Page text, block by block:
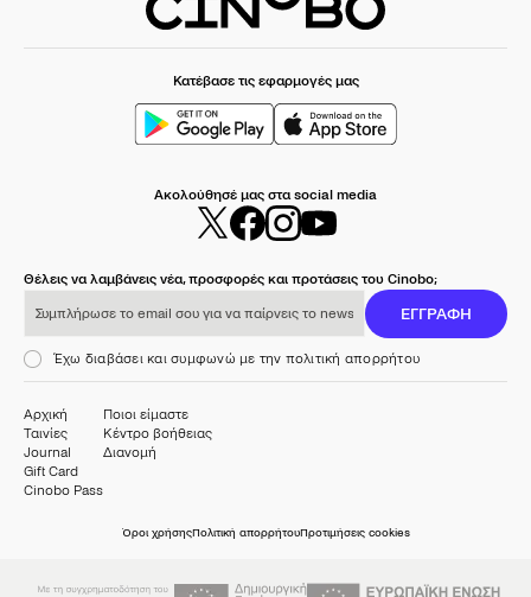
Κατέβασε τις εφαρμογές μας
Ακολούθησέ μας στα social media
Θέλεις να λαμβάνεις νέα, προσφορές και προτάσεις του Cinobo;
ΕΓΓΡΑΦΗ
Έχω διαβάσει και συμφωνώ με την πολιτική απορρήτου
Αρχική
Ταινίες
Journal
Gift Card
Cinobo Pass
Ποιοι είμαστε
Κέντρο βοήθειας
Διανομή
Όροι χρήσηςΠολιτική απορρήτουΠροτιμήσεις cookies